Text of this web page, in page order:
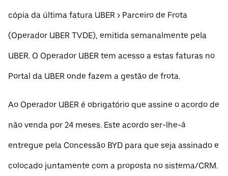
cópia da última fatura UBER > Parceiro de Frota
(Operador UBER TVDE), emitida semanalmente pela
UBER. O Operador UBER tem acesso a estas faturas no
Portal da UBER onde fazem a gestão de frota.
Ao Operador UBER é obrigatório que assine o acordo de
não venda por 24 meses. Este acordo ser-lhe-á
entregue pela Concessão BYD para que seja assinado e
colocado juntamente com a proposta no sistema/CRM.